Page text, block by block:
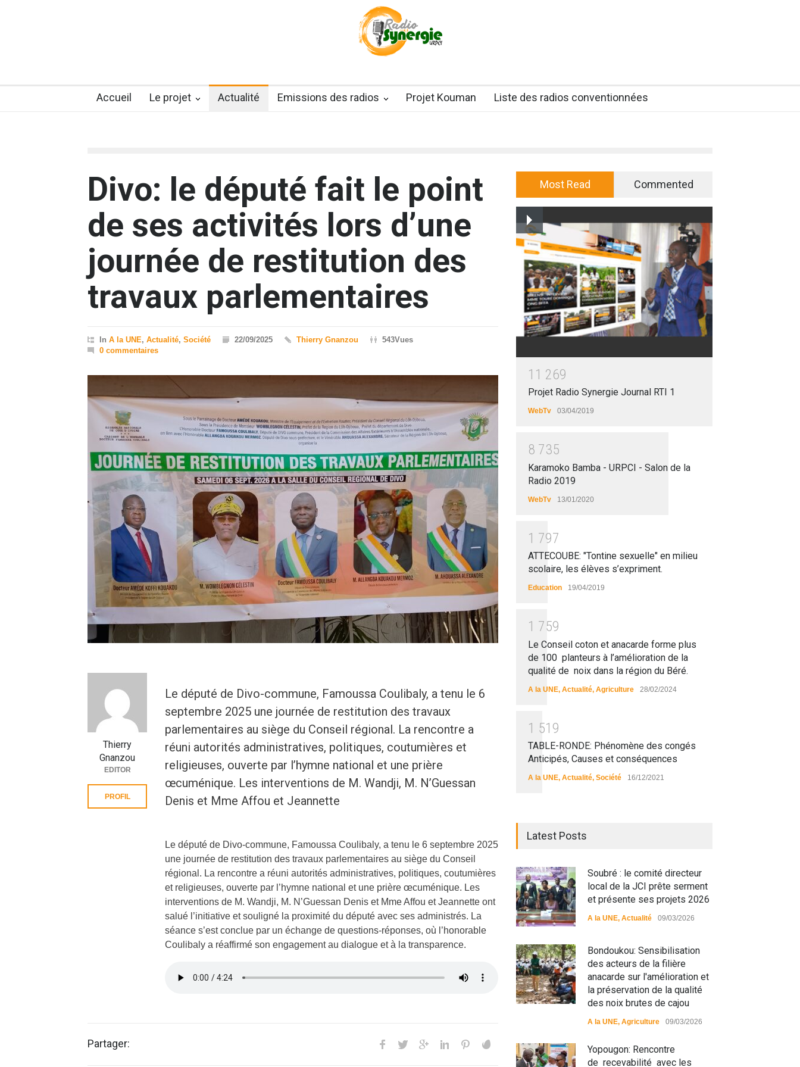
Accueil Le projet Actualité Emissions des radios Projet Kouman Liste des radios conventionnées
Divo: le député fait le point
de ses activités lors d’une
journée de restitution des
travaux parlementaires
In A la UNE, Actualité, Société 22/09/2025 Thierry Gnanzou
543Vues
0 commentaires
Le député de Divo-commune, Famoussa Coulibaly, a tenu le 6
septembre 2025 une journée de restitution des travaux
parlementaires au siège du Conseil régional. La rencontre a
réuni autorités administratives, politiques, coutumières et
religieuses, ouverte par l’hymne national et une prière
œcuménique. Les interventions de M. Wandji, M. N’Guessan
Denis et Mme Affou et Jeannette
Le député de Divo-commune, Famoussa Coulibaly, a tenu le 6 septembre 2025
une journée de restitution des travaux parlementaires au siège du Conseil
régional. La rencontre a réuni autorités administratives, politiques, coutumières
et religieuses, ouverte par l’hymne national et une prière œcuménique. Les
interventions de M. Wandji, M. N’Guessan Denis et Mme Affou et Jeannette ont
salué l’initiative et souligné la proximité du député avec ses administrés. La
séance s’est conclue par un échange de questions-réponses, où l’honorable
Coulibaly a réaffirmé son engagement au dialogue et à la transparence.
Thierry
Gnanzou
EDITOR
PROFIL
Partager:
Most Read Commented
1 1 269
Projet Radio Synergie Journal RTI 1
WebTv 03/04/2019
8 735
Karamoko Bamba - URPCI - Salon de la
Radio 2019
WebTv 13/01/2020
1 797
ATTECOUBE: "Tontine sexuelle" en milieu
scolaire, les élèves s’expriment.
Education 19/04/2019
1 759
Le Conseil coton et anacarde forme plus
de 100 planteurs à l’amélioration de la
qualité de noix dans la région du Béré.
A la UNE, Actualité, Agriculture 28/02/2024
1 51 9
TABLE-RONDE: Phénomène des congés
Anticipés, Causes et conséquences
A la UNE, Actualité, Société 16/12/2021
Latest Posts
Soubré : le comité directeur
local de la JCI prête serment
et présente ses projets 2026
A la UNE, Actualité 09/03/2026
Bondoukou: Sensibilisation
des acteurs de la filière
anacarde sur l'amélioration et
la préservation de la qualité
des noix brutes de cajou
A la UNE, Agriculture 09/03/2026
Yopougon: Rencontre
de recevabilité avec les